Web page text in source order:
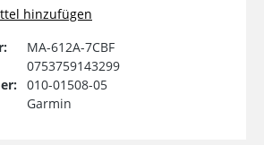
hinzufügen
MA-612A-7CBF
0753759143299
010-01508-05
Garmin